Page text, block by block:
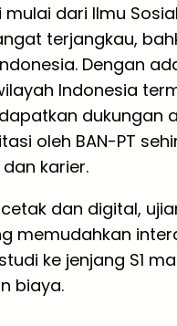
dari Ilmu
terjangkau,
Dengan
Indonesia
dukungan
oleh BAN-PT
karier.
dan digital,
memudahkan
ke jenjang S1
biaya.